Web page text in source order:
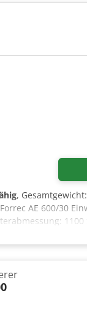
, Gesamtgewicht:
AE 600/30
- 1 Satz Forrec
- Metallpodest
Premnitz